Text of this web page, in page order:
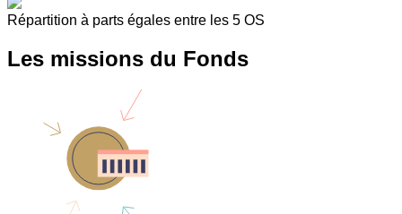
Répartition à parts égales entre les 5 OS
Les missions du Fonds